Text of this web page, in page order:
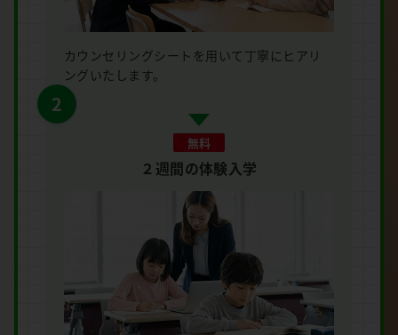
カウンセリングシートを用いて丁寧にヒアリ
ングいたします。
2
無料
２週間の体験入学